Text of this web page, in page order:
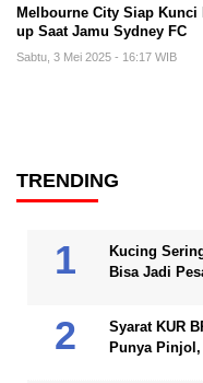
Melbourne City Siap Kunci
up Saat Jamu Sydney FC
Sabtu, 3 Mei 2025 - 16:17 WIB
TRENDING
Kucing
Bisa Jadi
Syarat KUR
Punya